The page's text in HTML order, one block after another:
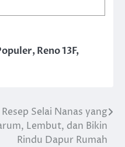
,Reno 13F,
Resep Selai Nanas yang
Lembut, dan Bikin
Rindu Dapur Rumah